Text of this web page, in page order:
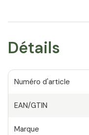
Détails
Numéro d'article
EAN/GTIN
Marque